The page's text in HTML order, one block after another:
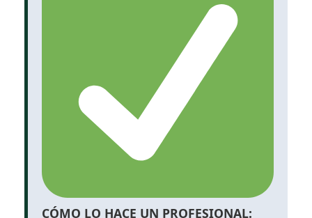
CÓMO LO HACE UN PROFESIONAL: